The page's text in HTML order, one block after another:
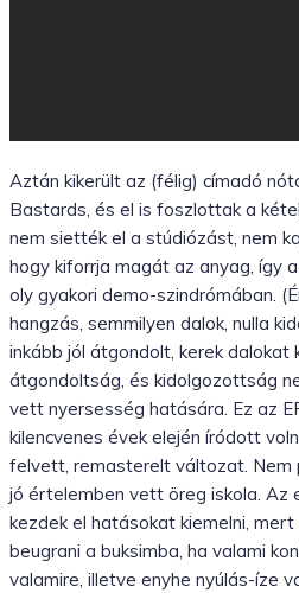
Aztán kikerült az (félig) címadó
Bastards, és el is foszlottak a
nem siették el a stúdiózást, nem
hogy kiforrja magát az anyag, így
oly gyakori demo-szindrómában.
hangzás, semmilyen dalok, nulla
inkább jól átgondolt, kerek dalokat
átgondoltság, és kidolgozottság
vett nyersesség hatására. Ez az
kilencvenes évek elején íródott
felvett, remasterelt változat. Nem
jó értelemben vett öreg iskola. Az
kezdek el hatásokat kiemelni,
beugrani a buksimba, ha valami
valamire, illetve enyhe nyúlás-íze